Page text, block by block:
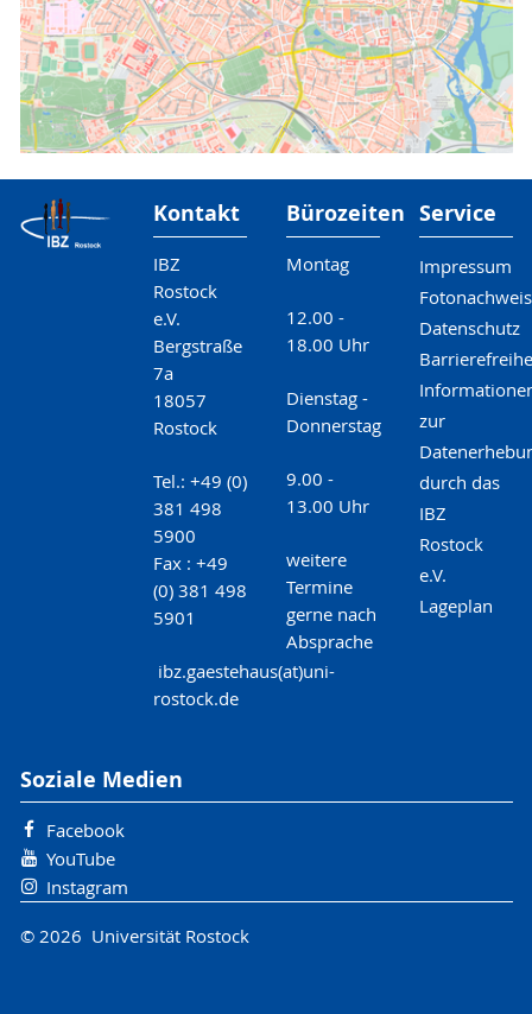
Kontakt
IBZ
Rostock
e.V.
Bergstraße
7a
18057
Rostock
Tel.: +49 (0)
381 498
5900
Fax : +49
(0) 381 498
5901
ibz.gaestehaus(at)uni-
rostock.de
Bürozeiten
Montag
12.00 -
18.00 Uhr
Dienstag -
Donnerstag
9.00 -
13.00 Uhr
weitere
Termine
gerne nach
Absprache
Service
Impressum
Fotonachweis
Datenschutz
zur
durch das
IBZ
Rostock
e.V.
Lageplan
Soziale Medien
Facebook
YouTube
Instagram
© 2026 Universität Rostock